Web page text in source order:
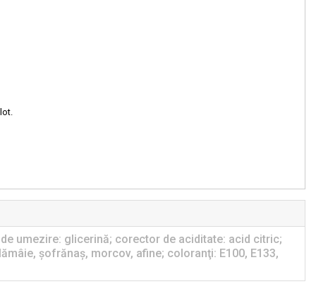
umezire: glicerină; corector de aciditate: acid citric;
şofrănaş, morcov, afine; coloranţi: E100, E133,